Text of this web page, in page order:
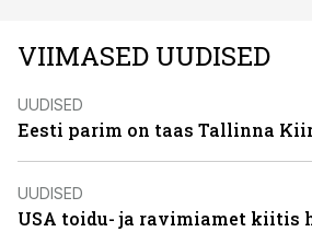
VIIMASED UUDISED
UUDISED
Eesti parim on taas Tallinna
UUDISED
USA toidu- ja ravimiamet kiitis